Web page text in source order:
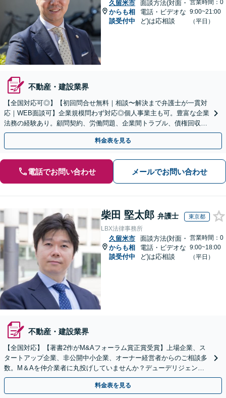
久留米市
からも相
談受付中
面談方法(対面・
電話・ビデオな
ど)は応相談
営業時間：0
9:00~21:00
（平日）
不動産・建設業界
【全国対応可◎】【初回問合せ無料｜相談〜解決まで弁護士が一貫対
応｜WEB面談可】企業規模問わず対応◎個人事業主も可。豊富な企業
法務の経験あり。顧問契約、労働問題、企業間トラブル、債権回収、
契約書のリーガルチェック等、サポートします。
料金表を見る
電話でお問い合わせ メールでお問い合わせ
柴田 堅太郎 弁護士 東京都
LBX法律事務所
久留米市
からも相
談受付中
面談方法(対面・
電話・ビデオな
ど)は応相談
営業時間：0
9:00~18:00
（平日）
不動産・建設業界
【全国対応】【著書2作がM&Aフォーラム賞正賞受賞】上場企業、ス
タートアップ企業、非公開中小企業、オーナー経営者からのご相談多
数。M＆Aを仲介業者に丸投げしていませんか？デューデリジェンス
や契約書作成・交渉はお任せください【初回無料】
料金表を見る